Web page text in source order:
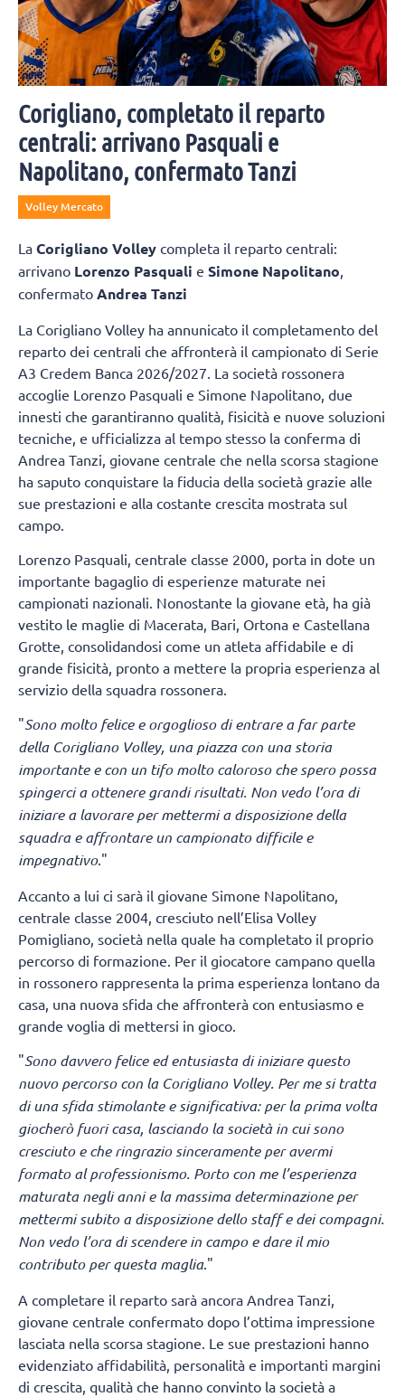
Corigliano, completato il reparto
centrali: arrivano Pasquali e
Napolitano, confermato Tanzi
Volley Mercato
La Corigliano Volley completa il reparto centrali:
arrivano Lorenzo Pasquali e Simone Napolitano,
confermato Andrea Tanzi
La Corigliano Volley ha annunicato il completamento del
reparto dei centrali che affronterà il campionato di Serie
A3 Credem Banca 2026/2027. La società rossonera
accoglie Lorenzo Pasquali e Simone Napolitano, due
innesti che garantiranno qualità, fisicità e nuove soluzioni
tecniche, e ufficializza al tempo stesso la conferma di
Andrea Tanzi, giovane centrale che nella scorsa stagione
ha saputo conquistare la fiducia della società grazie alle
sue prestazioni e alla costante crescita mostrata sul
campo.
Lorenzo Pasquali, centrale classe 2000, porta in dote un
importante bagaglio di esperienze maturate nei
campionati nazionali. Nonostante la giovane età, ha già
vestito le maglie di Macerata, Bari, Ortona e Castellana
Grotte, consolidandosi come un atleta affidabile e di
grande fisicità, pronto a mettere la propria esperienza al
servizio della squadra rossonera.
"Sono molto felice e orgoglioso di entrare a far parte
della Corigliano Volley, una piazza con una storia
importante e con un tifo molto caloroso che spero possa
spingerci a ottenere grandi risultati. Non vedo l’ora di
iniziare a lavorare per mettermi a disposizione della
squadra e affrontare un campionato difficile e
impegnativo."
Accanto a lui ci sarà il giovane Simone Napolitano,
centrale classe 2004, cresciuto nell’Elisa Volley
Pomigliano, società nella quale ha completato il proprio
percorso di formazione. Per il giocatore campano quella
in rossonero rappresenta la prima esperienza lontano da
casa, una nuova sfida che affronterà con entusiasmo e
grande voglia di mettersi in gioco.
"Sono davvero felice ed entusiasta di iniziare questo
nuovo percorso con la Corigliano Volley. Per me si tratta
di una sfida stimolante e significativa: per la prima volta
giocherò fuori casa, lasciando la società in cui sono
cresciuto e che ringrazio sinceramente per avermi
formato al professionismo. Porto con me l’esperienza
maturata negli anni e la massima determinazione per
mettermi subito a disposizione dello staff e dei compagni.
Non vedo l’ora di scendere in campo e dare il mio
contributo per questa maglia."
A completare il reparto sarà ancora Andrea Tanzi,
giovane centrale confermato dopo l’ottima impressione
lasciata nella scorsa stagione. Le sue prestazioni hanno
evidenziato affidabilità, personalità e importanti margini
di crescita, qualità che hanno convinto la società a